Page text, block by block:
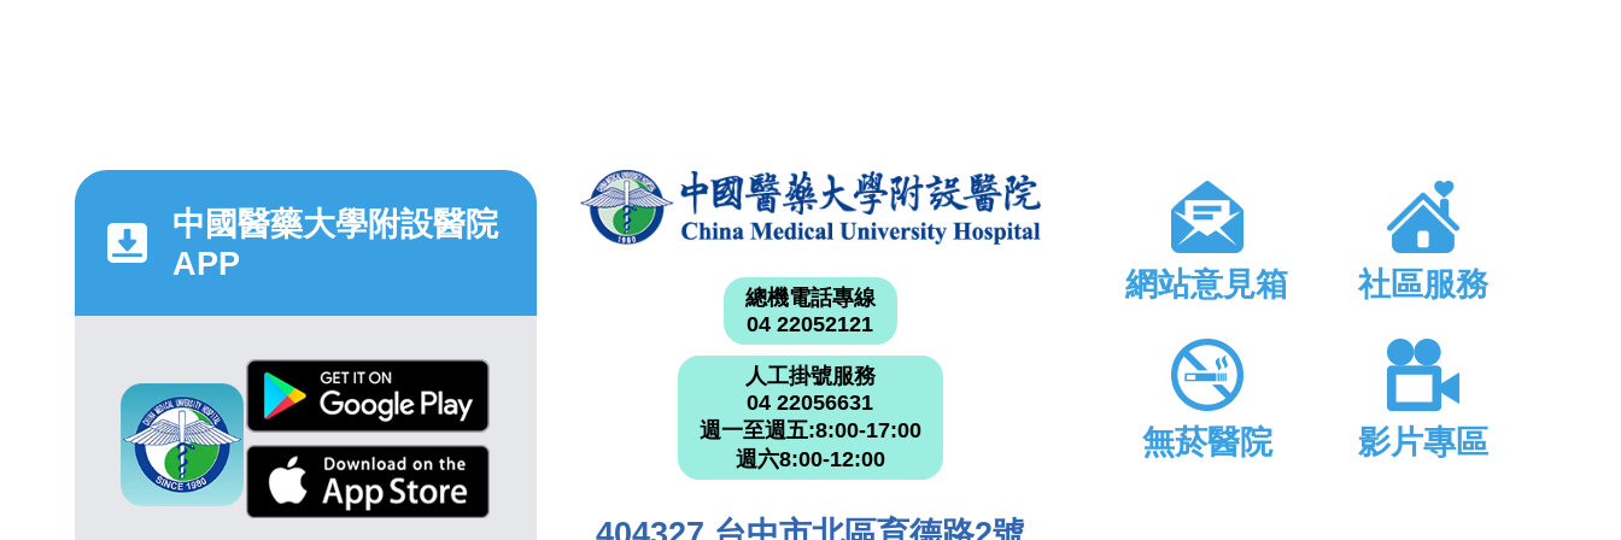
中國醫藥大學附設醫院
APP
總機電話專線
04 22052121
人工掛號服務
04 22056631
週一至週五:8:00-17:00
週六8:00-12:00
網站意見箱 社區服務
無菸醫院 影片專區